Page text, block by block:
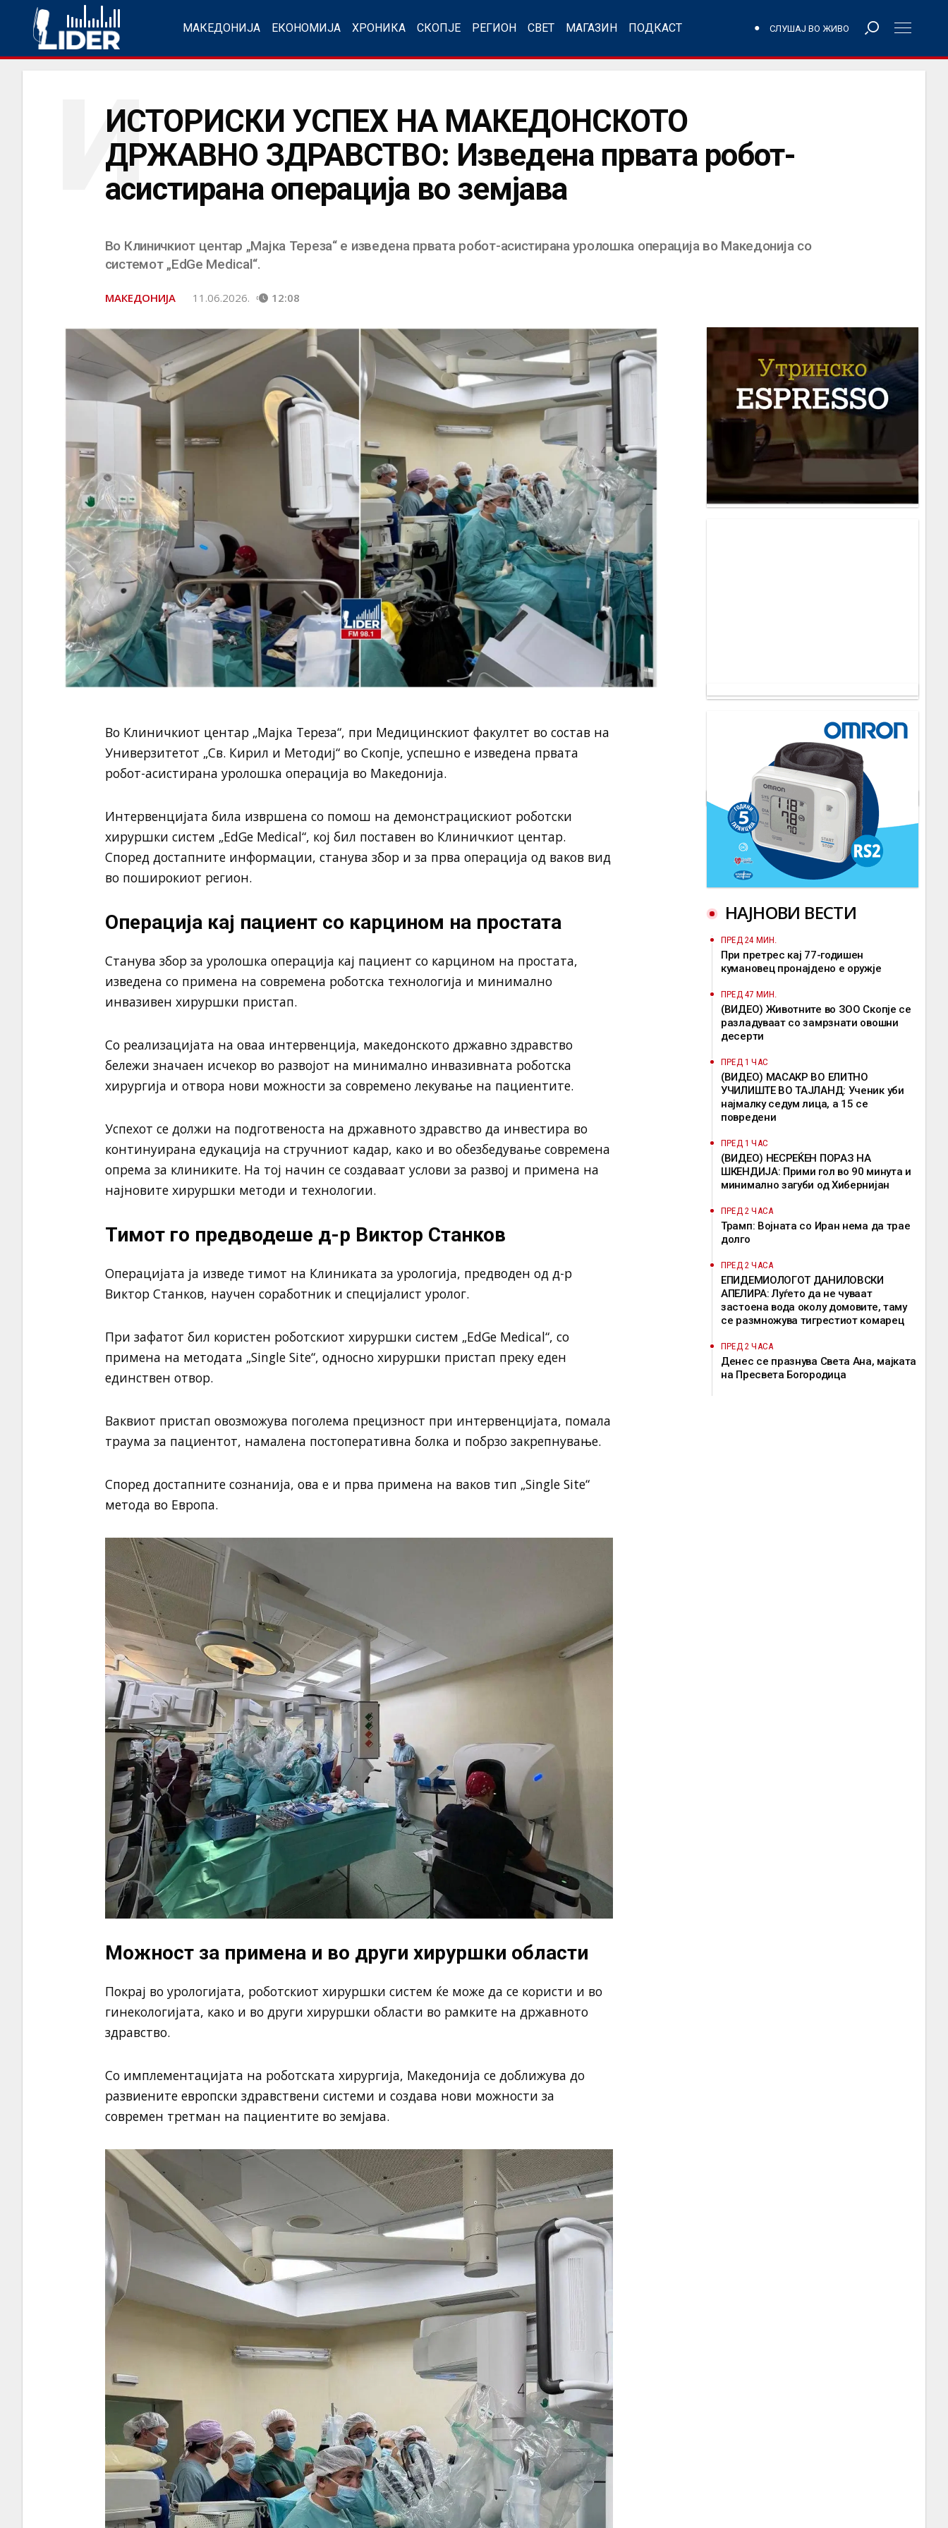
МАКЕДОНИЈА ЕКОНОМИЈА ХРОНИКА СКОПЈЕ РЕГИОН СВЕТ МАГАЗИН ПОДКАСТ СЛУШАЈ ВО ЖИВО
ИСТОРИСКИ УСПЕХ НА МАКЕДОНСКОТО
ДРЖАВНО ЗДРАВСТВО: Изведена првата робот-
асистирана операција во земјава
И
Во Клиничкиот центар „Мајка Тереза“ е изведена првата робот-асистирана уролошка операција во Македонија со
системот „EdGe Medical“.
МАКЕДОНИЈА 11.06.2026. 12:08
Во Клиничкиот центар „Мајка Тереза“, при Медицинскиот факултет во состав на
Универзитетот „Св. Кирил и Методиј“ во Скопје, успешно е изведена првата
робот-асистирана уролошка операција во Македонија.
Интервенцијата била извршена со помош на демонстрацискиот роботски
хируршки систем „EdGe Medical“, кој бил поставен во Клиничкиот центар.
Според достапните информации, станува збор и за прва операција од ваков вид
во поширокиот регион.
Операција кај пациент со карцином на простата
Станува збор за уролошка операција кај пациент со карцином на простата,
изведена со примена на современа роботска технологија и минимално
инвазивен хируршки пристап.
Со реализацијата на оваа интервенција, македонското државно здравство
бележи значаен исчекор во развојот на минимално инвазивната роботска
хирургија и отвора нови можности за современо лекување на пациентите.
Успехот се должи на подготвеноста на државното здравство да инвестира во
континуирана едукација на стручниот кадар, како и во обезбедување современа
опрема за клиниките. На тој начин се создаваат услови за развој и примена на
најновите хируршки методи и технологии.
Тимот го предводеше д-р Виктор Станков
Операцијата ја изведе тимот на Клиниката за урологија, предводен од д-р
Виктор Станков, научен соработник и специјалист уролог.
При зафатот бил користен роботскиот хируршки систем „EdGe Medical“, со
примена на методата „Single Site“, односно хируршки пристап преку еден
единствен отвор.
Ваквиот пристап овозможува поголема прецизност при интервенцијата, помала
траума за пациентот, намалена постоперативна болка и побрзо закрепнување.
Според достапните сознанија, ова е и прва примена на ваков тип „Single Site“
метода во Европа.
Можност за примена и во други хируршки области
Покрај во урологијата, роботскиот хируршки систем ќе може да се користи и во
гинекологијата, како и во други хируршки области во рамките на државното
здравство.
Со имплементацијата на роботската хирургија, Македонија се доближува до
развиените европски здравствени системи и создава нови можности за
современ третман на пациентите во земјава.
НАЈНОВИ ВЕСТИ
ПРЕД 24 МИН.
При претрес кај 77-годишен
кумановец пронајдено е оружје
ПРЕД 47 МИН.
(ВИДЕО) Животните во ЗОО Скопје се
разладуваат со замрзнати овошни
десерти
ПРЕД 1 ЧАС
(ВИДЕО) МАСАКР ВО ЕЛИТНО
УЧИЛИШТЕ ВО ТАЈЛАНД: Ученик уби
најмалку седум лица, а 15 се
повредени
ПРЕД 1 ЧАС
(ВИДЕО) НЕСРЕЌЕН ПОРАЗ НА
ШКЕНДИЈА: Прими гол во 90 минута и
минимално загуби од Хибернијан
ПРЕД 2 ЧАСА
Трамп: Војната со Иран нема да трае
долго
ПРЕД 2 ЧАСА
EПИДЕМИОЛОГОТ ДАНИЛОВСКИ
АПЕЛИРА: Луѓето да не чуваат
застоена вода околу домовите, таму
се размножува тигрестиот комарец
ПРЕД 2 ЧАСА
Денес се празнува Света Ана, мајката
на Пресвета Богородица